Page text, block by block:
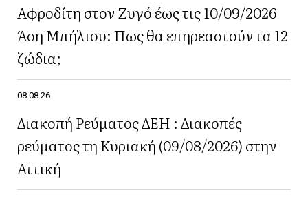
Αφροδίτη στον Ζυγό έως τις 10/09/2026
Άση Μπήλιου: Πως θα επηρεαστούν τα 12
ζώδια;
08.08.26
Διακοπή Ρεύματος ΔΕΗ : Διακοπές
ρεύματος τη Κυριακή (09/08/2026) στην
Αττική